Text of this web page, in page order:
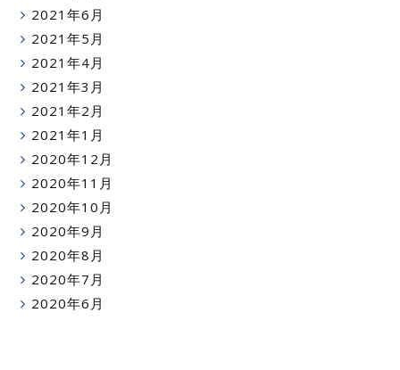
2021年6月
2021年5月
2021年4月
2021年3月
2021年2月
2021年1月
2020年12月
2020年11月
2020年10月
2020年9月
2020年8月
2020年7月
2020年6月